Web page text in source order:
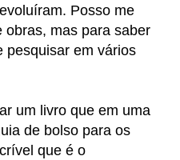
Posso me
obras, mas para saber
pesquisar em vários
um livro que em uma
de bolso para os
que é o